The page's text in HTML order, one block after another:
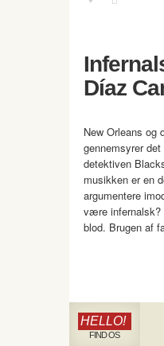
Díaz
New Orleans og
gennemsyrer
detektiven
musikken er en
argumentere
være infernalsk?
blod. Brugen af
HELLO!
FIND OS